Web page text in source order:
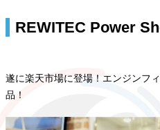
REWITEC Power
遂に楽天市場に登場！エンジンフ
品！